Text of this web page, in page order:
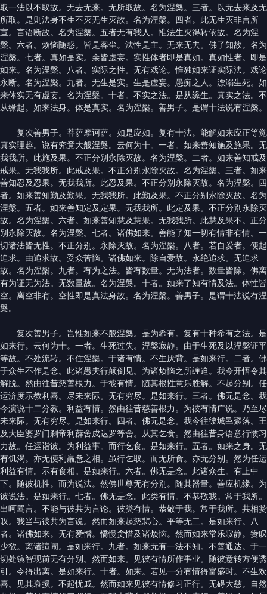
取一法以不取故。无去无来。无所取故。名为涅槃。三者。以无去来及无
所取。是则法身不生不灭无生灭故。名为涅槃。四者。此无生灭非言所
宣。言语断故。名为涅槃。五者无有我人。惟法生灭得转依故。名为涅
槃。六者。烦恼随惑。皆是客尘。法性是主。无来无去。佛了知故。名为
涅槃。七者。真如是实。余皆虚妄。实性体者即是真如。真如性者。即是
如来。名为涅槃。八者。实际之性。无有戏论。惟独如来证实际法。戏论
永断。名为涅槃。九者。无生是实。生是虚妄。愚痴之人。漂溺生死。如
来体实无有虚妄。名为涅槃。十者。不实之法。是从缘生。真实之法。不
从缘起。如来法身。体是真实。名为涅槃。善男子。是谓十法说有涅槃。
复次善男子。菩萨摩诃萨。如是应如。复有十法。能解如来应正等觉
真实理趣。说有究竟大般涅槃。云何为十。一者。如来善知施及施果。无
我我所。此施及果。不正分别永除灭故。名为涅槃。二者。如来善知戒及
戒果。无我我所。此戒及果。不正分别永除灭故。名为涅槃。三者。如来
善知忍及忍果。无我我所。此忍及果。不正分别永除灭故。名为涅槃。四
者。如来善知勤及勤果。无我我所。此勤及果。不正分别永除灭故。名为
涅槃。五者。如来善知定及定果。无我我所。此定及果。不正分别永除灭
故。名为涅槃。六者。如来善知慧及慧果。无我我所。此慧及果不。正分
别永除灭故。名为涅槃。七者。诸佛如来。善能了知一切有情非有情。一
切诸法皆无性。不正分别。永除灭故。名为涅槃。八者。若自爱者。便起
追求。由追求故。受众苦恼。诸佛如来。除自爱故。永绝追求。无追求
故。名为涅槃。九者。有为之法。皆有数量。无为法者。数量皆除。佛离
有为证无为法。无数量故。名为涅槃。十者。如来了知有情及法。体性皆
空。离空非有。空性即是真法身故。名为涅槃。善男子。是谓十法说有涅
槃。
复次善男子。岂惟如来不般涅槃。是为希有。复有十种希有之法。是
如来行。云何为十。一者。生死过失。涅槃寂静。由于生死及以涅槃证平
等故。不处流转。不住涅槃。于诸有情。不生厌背。是如来行。二者。佛
于众生不作是念。此诸愚夫行颠倒见。为诸烦恼之所缠迫。我今开悟令其
解脱。然由往昔慈善根力。于彼有情。随其根性意乐胜解。不起分别。任
运济度示教利喜。尽未来际。无有穷尽。是如来行。三者。佛无是念。我
今演说十二分教。利益有情。然由往昔慈善根力。为彼有情广说。乃至尽
未来际。无有穷尽。是如来行。四者。佛无是念。我今往彼城邑聚落。王
及大臣婆罗门刹帝利薜舍戍达罗等舍。从其乞食。然由往昔身语意行惯习
力故。任运诣彼。为利益事。而行乞食。是如来行。五者。如来之身。无
有饥渴。亦无便利羸惫之相。虽行乞取。而无所食。亦无分别。然为任运
利益有情。示有食相。是如来行。六者。佛无是念。此诸众生。有上中
下。随彼机性。而为说法。然佛世尊无有分别。随其器量。善应机缘。为
彼说法。是如来行。七者。佛无是念。此类有情。不恭敬我。常于我所。
出呵骂言。不能与彼共为言论。彼类有情。恭敬于我。常于我所。共相赞
叹。我当与彼共为言说。然而如来起慈悲心。平等无二。是如来行。八
者。诸佛如来。无有爱憎。憍慢贪惜及诸烦恼。然而如来常乐寂静。赞叹
少欲。离诸諠闹。是如来行。九者。如来无有一法不知。不善通达。于一
切处镜智现前无有分别。然而如来。见彼有情所作事业。随彼意转方便诱
引。令得出离。是如来行。十者。如来。若见一分有情得富盛时。不生欢
喜。见其衰损。不起忧戚。然而如来见彼有情修习正行。无碍大慈。自然